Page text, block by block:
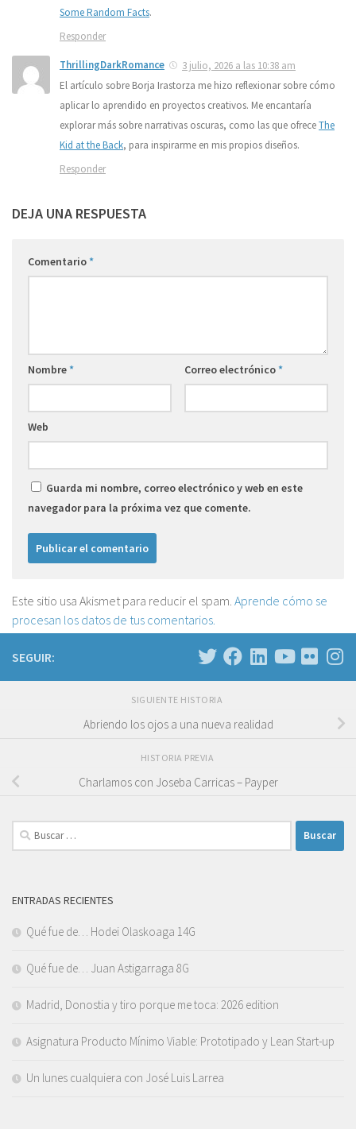
Some Random Facts.
Responder
ThrillingDarkRomance
3 julio, 2026 a las 10:38 am
El artículo sobre Borja Irastorza me hizo reflexionar sobre cómo
aplicar lo aprendido en proyectos creativos. Me encantaría
explorar más sobre narrativas oscuras, como las que ofreceThe
Kid at the Back, para inspirarme en mis propios diseños.
Responder
DEJA UNA RESPUESTA
Comentario*
Nombre* Correo electrónico*
Web
Guarda mi nombre, correo electrónico y web en este
navegador para la próxima vez que comente.
Este sitio usa Akismet para reducir el spam. Aprende cómo se
procesan los datos de tus comentarios.
SEGUIR:
SIGUIENTE HISTORIA
Abriendo los ojos a una nueva realidad
HISTORIA PREVIA
Charlamos con Joseba Carricas – Payper
Buscar:
ENTRADAS RECIENTES
Qué fue de… Hodei Olaskoaga 14G
Qué fue de… Juan Astigarraga 8G
Madrid, Donostia y tiro porque me toca: 2026 edition
Asignatura Producto Mínimo Viable: Prototipado y Lean Start-up
Un lunes cualquiera con José Luis Larrea